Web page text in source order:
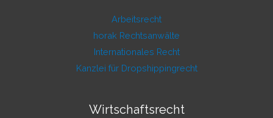
Arbeitsrecht
horak Rechtsanwälte
Internationales Recht
Kanzlei für Dropshippingrecht
Wirtschaftsrecht